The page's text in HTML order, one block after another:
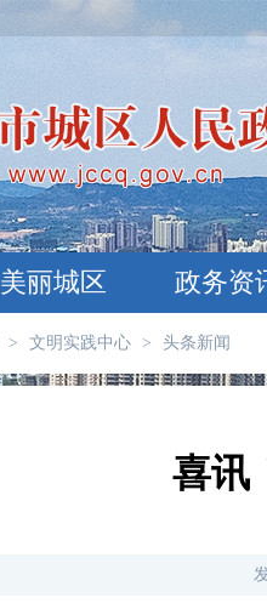
美丽城区 政务资
> 文明实践中心 > 头条新闻
喜讯